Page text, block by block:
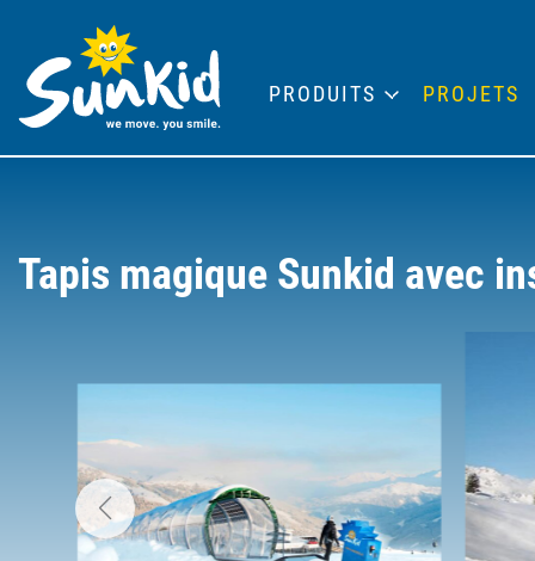
Tapis magique Sunkid avec
PRODUITS PROJETS